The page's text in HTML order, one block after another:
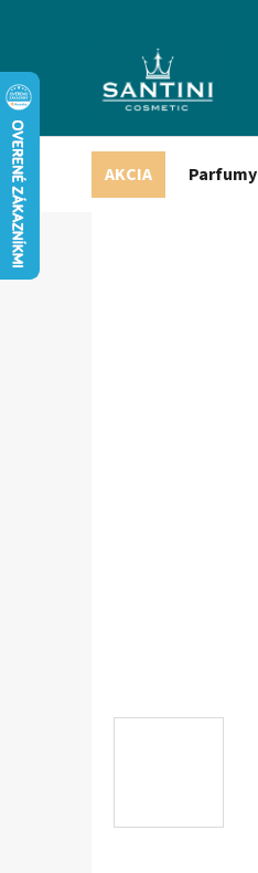
AKCIA Parfumy